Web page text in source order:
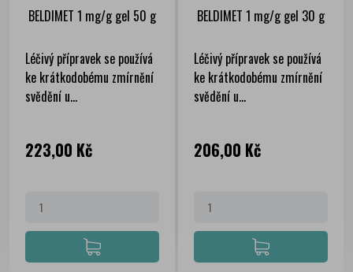
BELDIMET 1 mg/g gel 50 g
Léčivý přípravek se používá
ke krátkodobému zmírnění
svědění u...
Cena
223,00 Kč
BELDIMET 1 mg/g gel 30 g
Léčivý přípravek se používá
ke krátkodobému zmírnění
svědění u...
Cena
206,00 Kč